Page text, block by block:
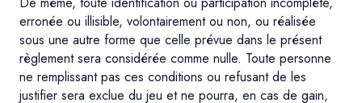
erronée ou illisible, volontairement ou non, ou réalisée
sous une autre forme que celle prévue dans le présent
règlement sera considérée comme nulle. Toute personne
ne remplissant pas ces conditions ou refusant de les
justifier sera exclue du jeu et ne pourra, en cas de gain,